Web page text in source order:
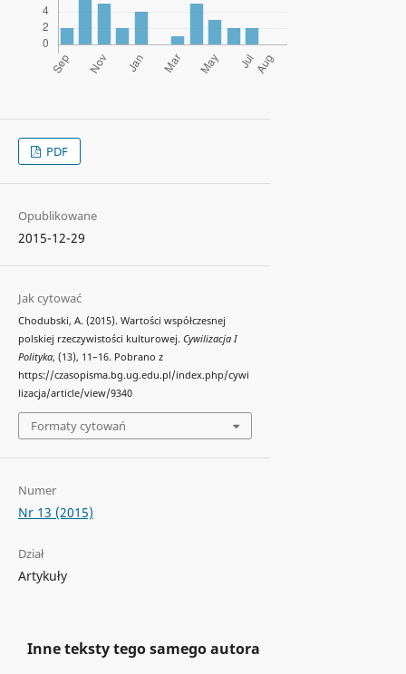
PDF
Opublikowane
2015-12-29
Jak cytować
Chodubski, A. (2015). Wartości współczesnej
polskiej rzeczywistości kulturowej. Cywilizacja I
Polityka, (13), 11–16. Pobrano z
https://czasopisma.bg.ug.edu.pl/index.php/cywi
lizacja/article/view/9340
Formaty cytowań
Numer
Nr 13 (2015)
Dział
Artykuły
Inne teksty tego samego autora